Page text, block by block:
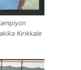
Kırıkkale